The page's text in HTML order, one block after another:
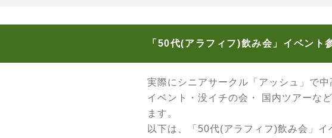
「50代(アラフィフ)飲み会」イベント
実際にシニアサークル「アッシュ」で
イベント・没イチの会・ 国内ツアーな
ます。
以下は、「50代(アラフィフ)飲み会」